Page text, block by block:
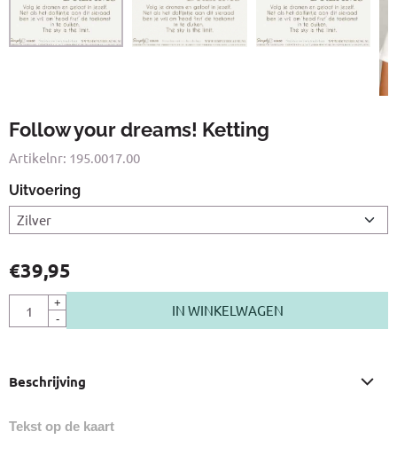
Follow your dreams! Ketting
Artikelnr: 195.0017.00
Uitvoering
€39,95
+
-
IN WINKELWAGEN
Beschrijving
Tekst op de kaart